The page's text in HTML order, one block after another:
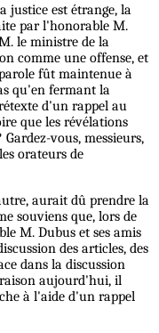
justice est étrange, la
par l'honorable M.
le ministre de la
comme une offense, et
fût maintenue à
qu'en fermant la
d'un rappel au
que les révélations
vous, messieurs,
orateurs de
aurait dû prendre la
souviens que, lors de
M. Dubus et ses amis
des articles, des
dans la discussion
aujourd'hui, il
à l'aide d'un rappel